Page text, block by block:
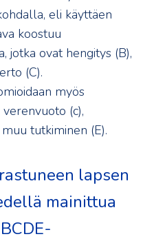
eli käyttäen
koostuu
jotka ovat hengitys (B),
(C).
myös
(c),
tutkiminen (E).
lapsen
mainittua